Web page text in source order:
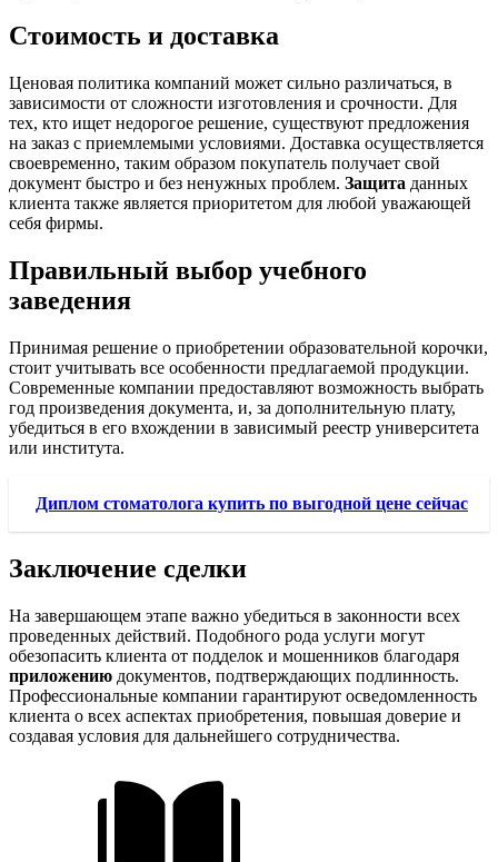
Стоимость и доставка
Ценовая политика компаний может сильно различаться, в
зависимости от сложности изготовления и срочности. Для
тех, кто ищет недорогое решение, существуют предложения
на заказ с приемлемыми условиями. Доставка осуществляется
своевременно, таким образом покупатель получает свой
документ быстро и без ненужных проблем. Защита данных
клиента также является приоритетом для любой уважающей
себя фирмы.
Правильный выбор учебного
заведения
Принимая решение о приобретении образовательной корочки,
стоит учитывать все особенности предлагаемой продукции.
Современные компании предоставляют возможность выбрать
год произведения документа, и, за дополнительную плату,
убедиться в его вхождении в зависимый реестр университета
или института.
Диплом стоматолога купить по выгодной цене сейчас
Заключение сделки
На завершающем этапе важно убедиться в законности всех
проведенных действий. Подобного рода услуги могут
обезопасить клиента от подделок и мошенников благодаря
приложению документов, подтверждающих подлинность.
Профессиональные компании гарантируют осведомленность
клиента о всех аспектах приобретения, повышая доверие и
создавая условия для дальнейшего сотрудничества.